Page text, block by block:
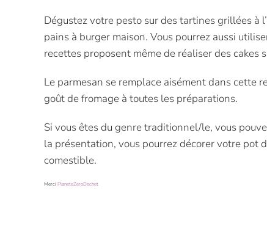
Dégustez votre pesto sur des tartines grillées à
pains à burger maison. Vous pourrez aussi
recettes proposent même de réaliser des cakes
Le parmesan se remplace aisément dans cette
goût de fromage à toutes les préparations.
Si vous êtes du genre traditionnel/le, vous
la présentation, vous pourrez décorer votre pot
comestible.
MerciPlaneteZeroDechet